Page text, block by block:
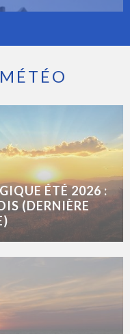
ÉTÉ 2026 :
(DERNIÈRE